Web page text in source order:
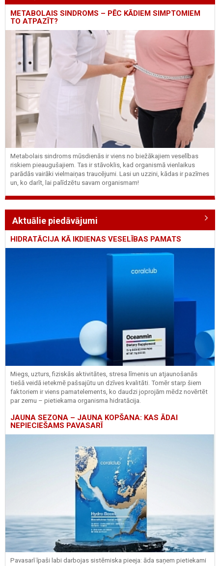
METABOLAIS SINDROMS – PĒC KĀDIEM SIMPTOMIEM
TO ATPAZĪT?
Metabolais sindroms mūsdienās ir viens no biežākajiem veselības
riskiem pieaugušajiem. Tas ir stāvoklis, kad organismā vienlaikus
parādās vairāki vielmaiņas traucējumi. Lasi un uzzini, kādas ir pazīmes
un, ko darīt, lai palīdzētu savam organismam!
Aktuālie piedāvājumi
HIDRATĀCIJA KĀ IKDIENAS VESELĪBAS PAMATS
Miegs, uzturs, fiziskās aktivitātes, stresa līmenis un atjaunošanās
tiešā veidā ietekmē pašsajūtu un dzīves kvalitāti. Tomēr starp šiem
faktoriem ir viens pamatelements, ko daudzi joprojām mēdz novērtēt
par zemu – pietiekama organisma hidratācija.
JAUNA SEZONA – JAUNA KOPŠANA: KAS ĀDAI
NEPIECIEŠAMS PAVASARĪ
Pavasarī īpaši labi darbojas sistēmiska pieeja: āda saņem pietiekami